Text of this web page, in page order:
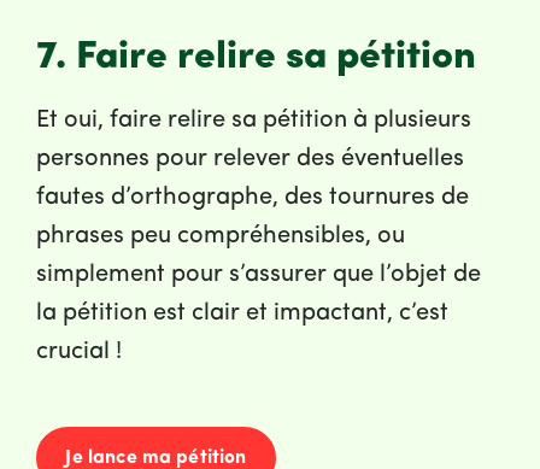
7. Faire relire sa pétition
Et oui, faire relire sa pétition à plusieurs
personnes pour relever des éventuelles
fautes d’orthographe, des tournures de
phrases peu compréhensibles, ou
simplement pour s’assurer que l’objet de
la pétition est clair et impactant, c’est
crucial !
Je lance ma pétition